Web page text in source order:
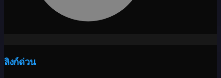
ลิงก์ด่วน